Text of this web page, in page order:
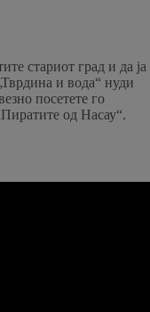
стариот град и да ја
и вода“ нуди
посетете го
од Насау“.